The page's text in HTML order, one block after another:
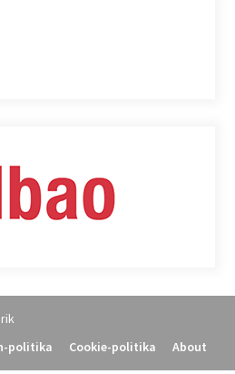
politika Cookie-politika About